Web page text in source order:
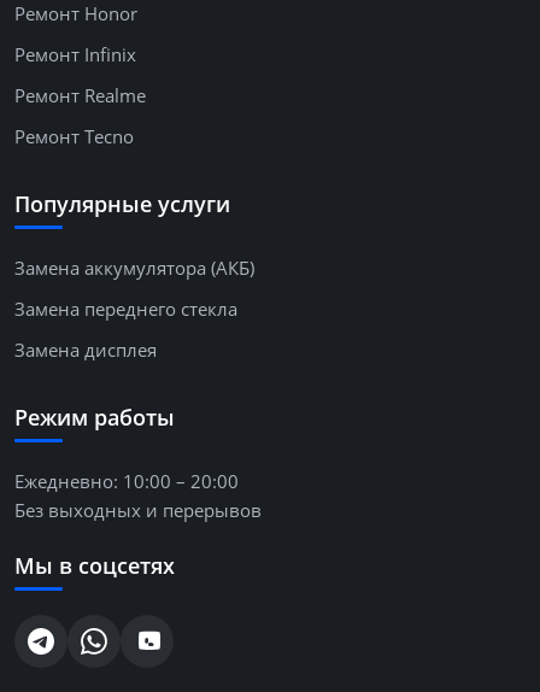
Ремонт Honor
Ремонт Infinix
Ремонт Realme
Ремонт Tecno
Популярные услуги
Замена аккумулятора (АКБ)
Замена переднего стекла
Замена дисплея
Режим работы
Ежедневно: 10:00 – 20:00
Без выходных и перерывов
Мы в соцсетях